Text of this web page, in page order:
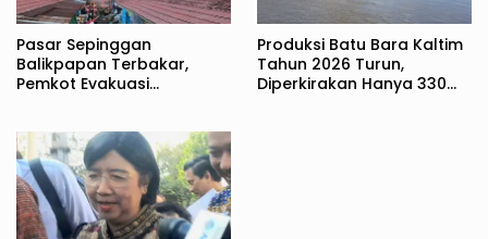
Pasar Sepinggan
Balikpapan Terbakar,
Pemkot Evakuasi
Produksi Batu Bara Kaltim
Tahun 2026 Turun,
Diperkirakan Hanya 330